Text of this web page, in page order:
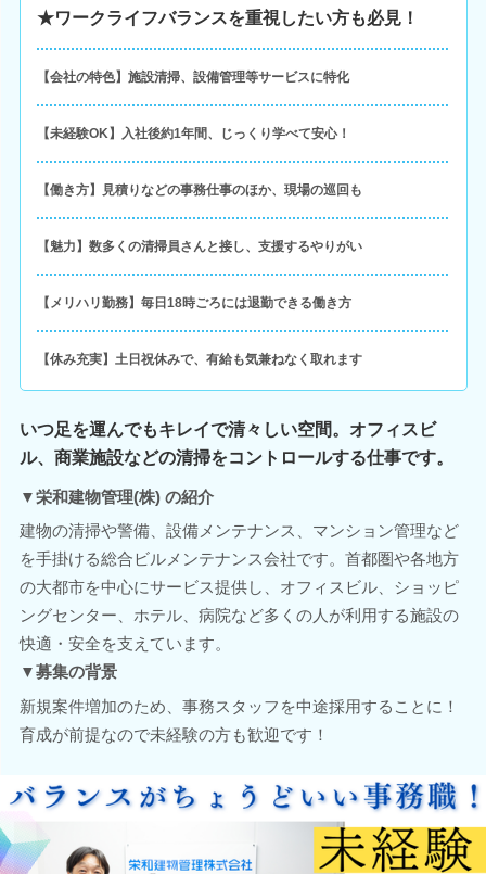
★ワークライフバランスを重視したい方も必見！
【会社の特色】施設清掃、設備管理等サービスに特化
【未経験OK】入社後約1年間、じっくり学べて安心！
【働き方】見積りなどの事務仕事のほか、現場の巡回も
【魅力】数多くの清掃員さんと接し、支援するやりがい
【メリハリ勤務】毎日18時ごろには退勤できる働き方
【休み充実】土日祝休みで、有給も気兼ねなく取れます
いつ足を運んでもキレイで清々しい空間。オフィスビ
ル、商業施設などの清掃をコントロールする仕事です。
▼栄和建物管理(株) の紹介
建物の清掃や警備、設備メンテナンス、マンション管理など
を手掛ける総合ビルメンテナンス会社です。首都圏や各地方
の大都市を中心にサービス提供し、オフィスビル、ショッピ
ングセンター、ホテル、病院など多くの人が利用する施設の
快適・安全を支えています。
▼募集の背景
新規案件増加のため、事務スタッフを中途採用することに！
育成が前提なので未経験の方も歓迎です！